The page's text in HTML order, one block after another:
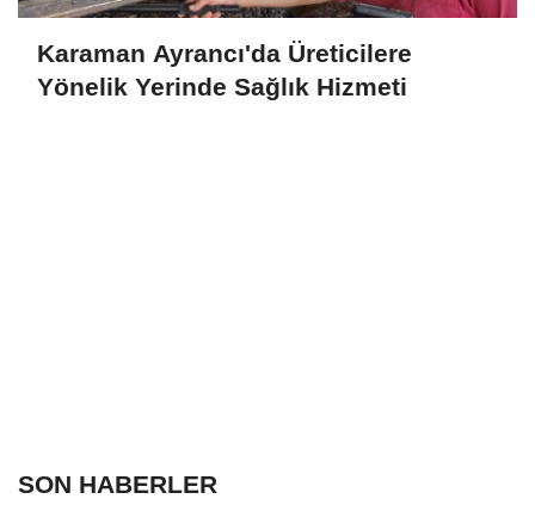
Karaman Ayrancı'da Üreticilere
Yönelik Yerinde Sağlık Hizmeti
SON HABERLER